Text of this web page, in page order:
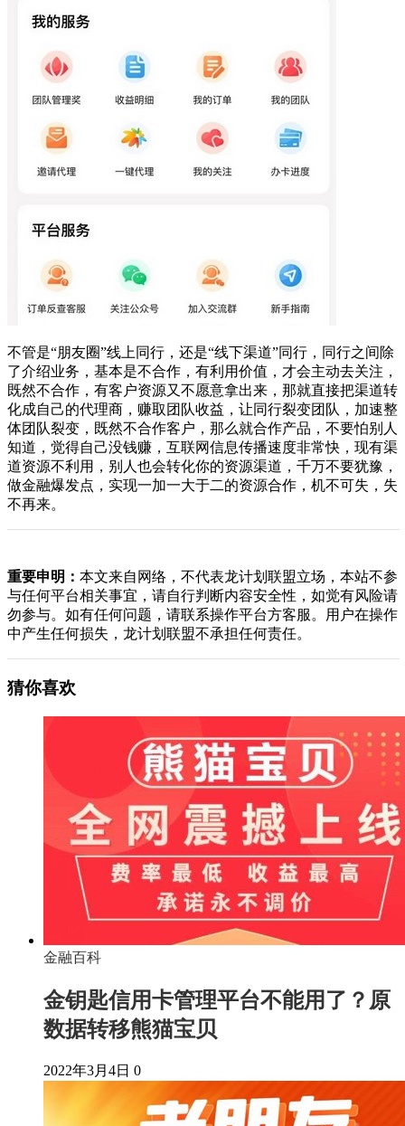
不管是“朋友圈”线上同行，还是“线下渠道”同行，同行之间除
了介绍业务，基本是不合作，有利用价值，才会主动去关注，
既然不合作，有客户资源又不愿意拿出来，那就直接把渠道转
化成自己的代理商，赚取团队收益，让同行裂变团队，加速整
体团队裂变，既然不合作客户，那么就合作产品，不要怕别人
知道，觉得自己没钱赚，互联网信息传播速度非常快，现有渠
道资源不利用，别人也会转化你的资源渠道，千万不要犹豫，
做金融爆发点，实现一加一大于二的资源合作，机不可失，失
不再来。
重要申明： 本文来自网络，不代表龙计划联盟立场，本站不参
与任何平台相关事宜，请自行判断内容安全性，如觉有风险请
勿参与。如有任何问题，请联系操作平台方客服。用户在操作
中产生任何损失，龙计划联盟不承担任何责任。
猜你喜欢
金融百科
金钥匙信用卡管理平台不能用了？原
数据转移熊猫宝贝
2022年3月4日 0